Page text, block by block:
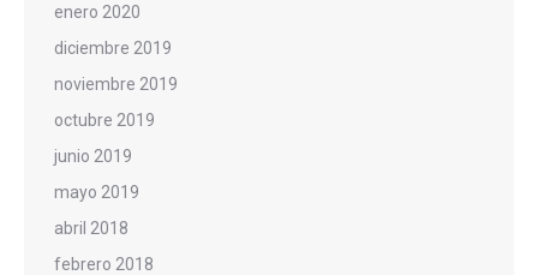
enero 2020
diciembre 2019
noviembre 2019
octubre 2019
junio 2019
mayo 2019
abril 2018
febrero 2018